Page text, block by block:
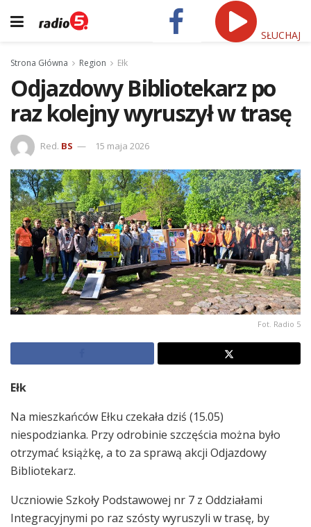
SŁUCHAJ
Strona Główna Region Ełk
Odjazdowy Bibliotekarz po
raz kolejny wyruszył w trasę
Red. BS 15 maja 2026
Fot. Radio 5
Ełk
Na mieszkańców Ełku czekała dziś (15.05)
niespodzianka. Przy odrobinie szczęścia można było
otrzymać książkę, a to za sprawą akcji Odjazdowy
Bibliotekarz.
Uczniowie Szkoły Podstawowej nr 7 z Oddziałami
Integracyjnymi po raz szósty wyruszyli w trasę, by